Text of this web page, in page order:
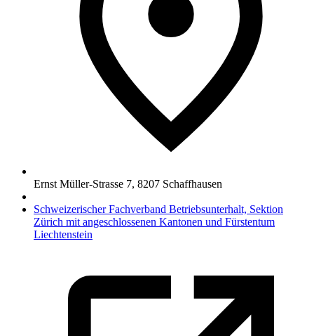
Ernst Müller-Strasse 7, 8207 Schaffhausen
Schweizerischer Fachverband Betriebsunterhalt, Sektion
Zürich mit angeschlossenen Kantonen und Fürstentum
Liechtenstein